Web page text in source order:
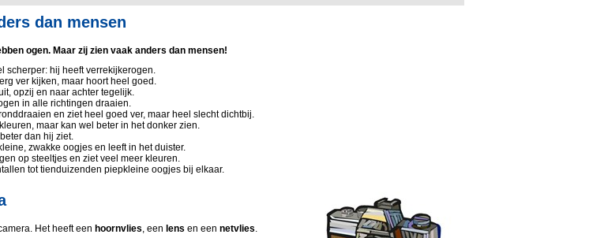
dan mensen
ogen. Maar zij zien vaak anders dan mensen!
scherper: hij heeft verrekijkerogen.
ver kijken, maar hoort heel goed.
opzij en naar achter tegelijk.
in alle richtingen draaien.
en ziet heel goed ver, maar heel slecht dichtbij.
maar kan wel beter in het donker zien.
dan hij ziet.
zwakke oogjes en leeft in het duister.
op steeltjes en ziet veel meer kleuren.
tot tienduizenden piepkleine oogjes bij elkaar.
Het heeft een hoornvlies, een lens en een netvlies.